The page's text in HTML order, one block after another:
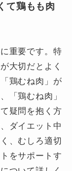
て鶏もも肉
重要です。特
大切だとよく
鶏むね肉」が
「鶏むね肉」
疑問を抱く方
ダイエット中
、むしろ適切
をサポートす